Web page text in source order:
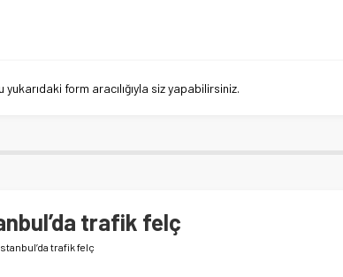
yukarıdaki form aracılığıyla siz yapabilirsiniz.
trafik felç
trafik felç